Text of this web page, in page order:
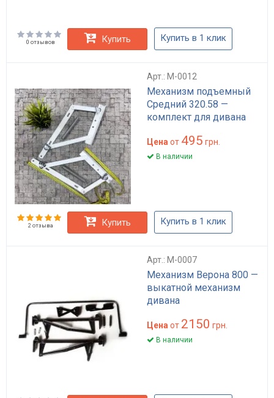
0 отзывов Купить Купить в 1 клик
Арт.: M-0012
Механизм подъемный
Средний 320.58 —
комплект для дивана
Цена от 495 грн.
В наличии
2 отзыва Купить Купить в 1 клик
Арт.: M-0007
Механизм Верона 800 —
выкатной механизм
дивана
Цена от 2150 грн.
В наличии